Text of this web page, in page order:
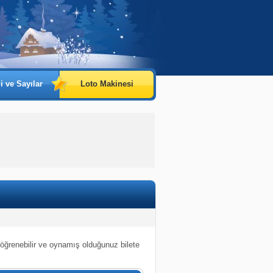
ve Sayılar Loto Makinesi
ve oynamış olduğunuz bilete